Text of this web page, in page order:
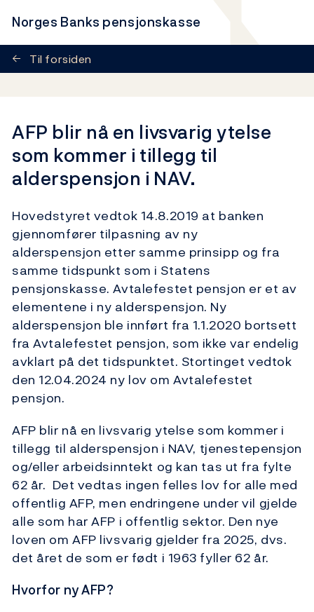
Norges Banks pensjonskasse
← Til forsiden
AFP blir nå en livsvarig ytelse
som kommer i tillegg til
alderspensjon i NAV.
Hovedstyret vedtok 14.8.2019 at banken
gjennomfører tilpasning av ny
alderspensjon etter samme prinsipp og fra
samme tidspunkt som i Statens
pensjonskasse. Avtalefestet pensjon er et av
elementene i ny alderspensjon. Ny
alderspensjon ble innført fra 1.1.2020 bortsett
fra Avtalefestet pensjon, som ikke var endelig
avklart på det tidspunktet. Stortinget vedtok
den 12.04.2024 ny lov om Avtalefestet
pensjon.
AFP blir nå en livsvarig ytelse som kommer i
tillegg til alderspensjon i NAV, tjenestepensjon
og/eller arbeidsinntekt og kan tas ut fra fylte
62 år. Det vedtas ingen felles lov for alle med
offentlig AFP, men endringene under vil gjelde
alle som har AFP i offentlig sektor. Den nye
loven om AFP livsvarig gjelder fra 2025, dvs.
det året de som er født i 1963 fyller 62 år.
Hvorfor ny AFP?